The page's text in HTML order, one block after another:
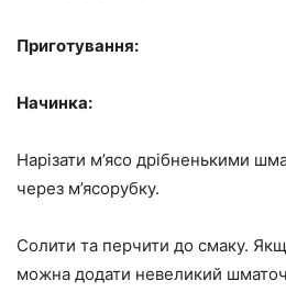
Приготування:
Начинка:
Нарізати м’ясо дрібненькими
через м’ясорубку.
Солити та перчити до смаку.
можна додати невеликий